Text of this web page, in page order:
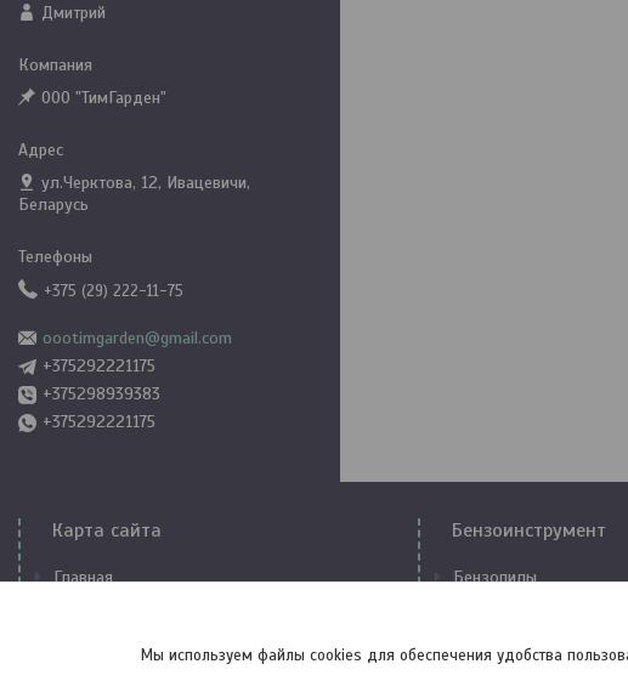
Дмитрий
ООО "ТимГарден"
ул.Черктова, 12, Ивацевичи,
Беларусь
+375 (29) 222-11-75
oootimgarden@gmail.com
+375292221175
+375298939383
+375292221175
Карта сайта
Главная
Бензоинструмент
Бензопилы
Бензогенераторы
Мы используем файлы cookies для обеспечения удобства